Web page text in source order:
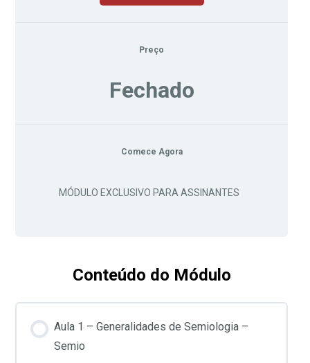
Preço
Fechado
Comece Agora
MÓDULO EXCLUSIVO PARA ASSINANTES
Conteúdo do Módulo
Aula 1 – Generalidades de Semiologia –
Semio